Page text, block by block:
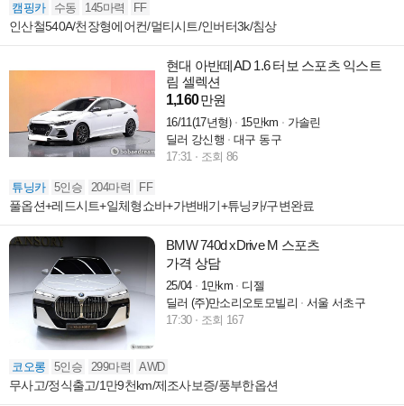
캠핑카 수동 145마력 FF
인산철540A/천장형에어컨/멀티시트/인버터3k/침상
현대 아반떼AD 1.6 터보 스포츠 익스트
림 셀렉션
1,160만원
16/11(17년형) 15만km
가솔린
딜러 강신행
대구 동구
17:31
조회 86
튜닝카 5인승 204마력 FF
풀옵션+레드시트+일체형쇼바+가변배기+튜닝카/구변완료
BMW 740d xDrive M 스포츠
가격 상담
25/04 1만km
디젤
딜러 (주)만소리오토모빌리
서울 서초구
17:30
조회 167
코오롱 5인승 299마력 AWD
무사고/정식출고/1만9천km/제조사보증/풍부한옵션